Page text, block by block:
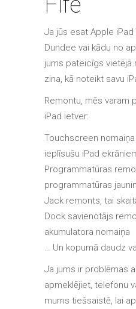
Ja jūs esat Apple
Dundee vai kādu no
jums pateicīgs vietējā
zina, kā noteikt savu
Remontu, mēs varam
iPad ietver:
Touchscreen
ieplīsušu iPad
Programmatūras
programmatūras
Jack remonts, tai
Dock savienotājs
akumulatora nomaiņa
… Un kopumā daudz
Ja jums ir problēmas
apmeklējiet, telefonu
mums tiešsaistē, lai